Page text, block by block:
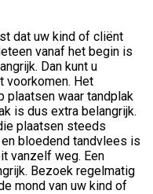
dat uw kind of cliënt
vanaf het begin is
Dan kunt u
voorkomen. Het
plaatsen waar tandplak
is dus extra belangrijk.
plaatsen steeds
bloedend tandvlees is
vanzelf weg. Een
Bezoek regelmatig
mond van uw kind of